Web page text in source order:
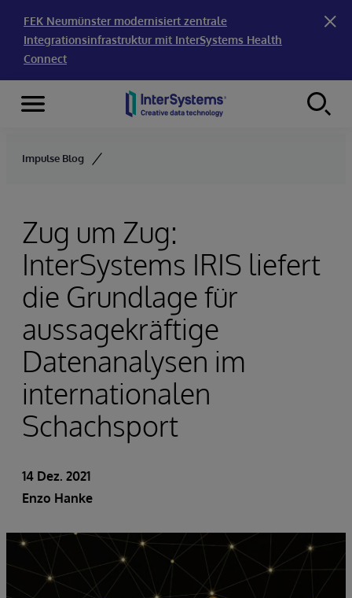
FEK Neumünster modernisiert zentrale
Integrationsinfrastruktur mit InterSystems Health
Connect
Skip to content
Menu
Impulse Blog
Zug um Zug:
InterSystems IRIS liefert
die Grundlage für
aussagekräftige
Datenanalysen im
internationalen
Schachsport
14 Dez. 2021
Enzo Hanke